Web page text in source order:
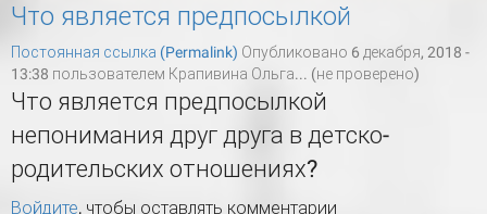
Что является предпосылкой
Постоянная ссылка (Permalink) Опубликовано 6 декабря, 2018 -
13:38 пользователем Крапивина Ольга... (не проверено)
Что является предпосылкой
непонимания друг друга в детско-
родительских отношениях?
Войдите, чтобы оставлять комментарии